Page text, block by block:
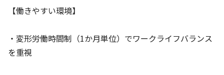
【働きやすい環境】
・変形労働時間制（1か月単位）でワークライフバランス
を重視